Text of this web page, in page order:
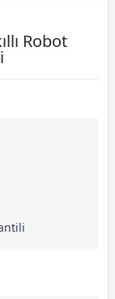
Robot